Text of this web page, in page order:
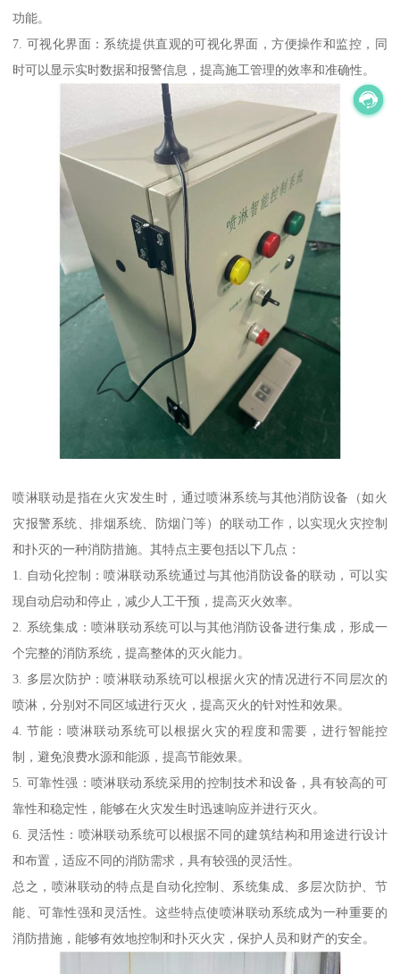
功能。
7. 可视化界面：系统提供直观的可视化界面，方便操作和监控，同
时可以显示实时数据和报警信息，提高施工管理的效率和准确性。
喷淋联动是指在火灾发生时，通过喷淋系统与其他消防设备（如火
灾报警系统、排烟系统、防烟门等）的联动工作，以实现火灾控制
和扑灭的一种消防措施。其特点主要包括以下几点：
1. 自动化控制：喷淋联动系统通过与其他消防设备的联动，可以实
现自动启动和停止，减少人工干预，提高灭火效率。
2. 系统集成：喷淋联动系统可以与其他消防设备进行集成，形成一
个完整的消防系统，提高整体的灭火能力。
3. 多层次防护：喷淋联动系统可以根据火灾的情况进行不同层次的
喷淋，分别对不同区域进行灭火，提高灭火的针对性和效果。
4. 节能：喷淋联动系统可以根据火灾的程度和需要，进行智能控
制，避免浪费水源和能源，提高节能效果。
5. 可靠性强：喷淋联动系统采用的控制技术和设备，具有较高的可
靠性和稳定性，能够在火灾发生时迅速响应并进行灭火。
6. 灵活性：喷淋联动系统可以根据不同的建筑结构和用途进行设计
和布置，适应不同的消防需求，具有较强的灵活性。
总之，喷淋联动的特点是自动化控制、系统集成、多层次防护、节
能、可靠性强和灵活性。这些特点使喷淋联动系统成为一种重要的
消防措施，能够有效地控制和扑灭火灾，保护人员和财产的安全。